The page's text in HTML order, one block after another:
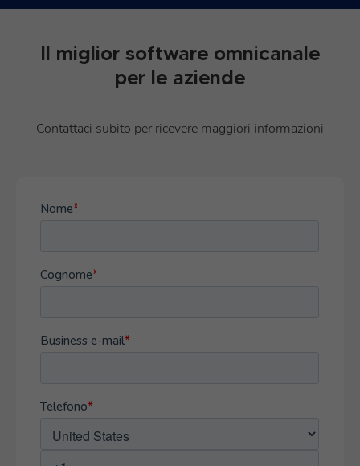
Il miglior software omnicanale
per le aziende
Contattaci subito per ricevere maggiori informazioni